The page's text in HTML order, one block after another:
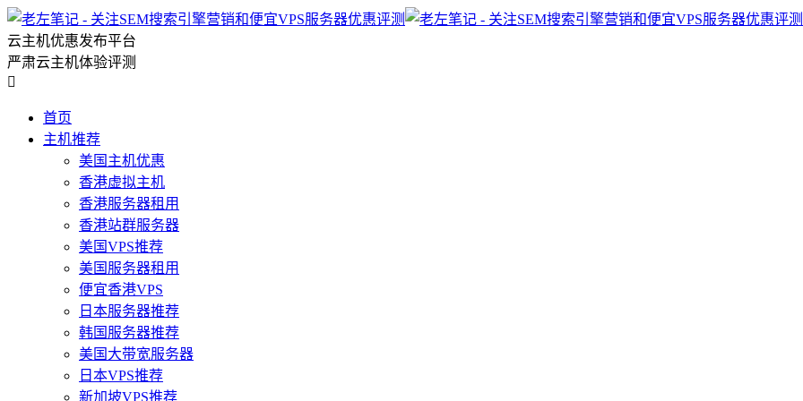
云主机优惠发布平台
严肃云主机体验评测

首页
主机推荐
美国主机优惠
香港虚拟主机
香港服务器租用
香港站群服务器
美国VPS推荐
美国服务器租用
便宜香港VPS
日本服务器推荐
韩国服务器推荐
美国大带宽服务器
日本VPS推荐
新加坡VPS推荐